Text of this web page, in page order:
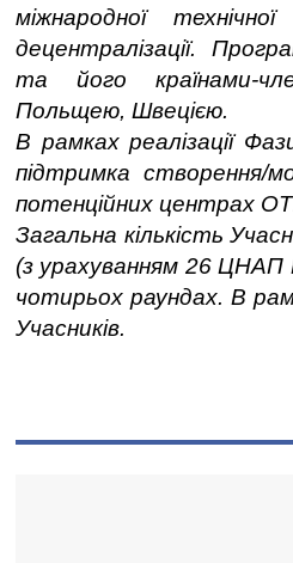
міжнародної
децентралізації.
та його країнами-
Польщею, Швецією.
В рамках реалізації
підтримка створення/
потенційних центрах
Загальна кількість
(з урахуванням 26 ЦНАП
чотирьох раундах. В
Учасників.